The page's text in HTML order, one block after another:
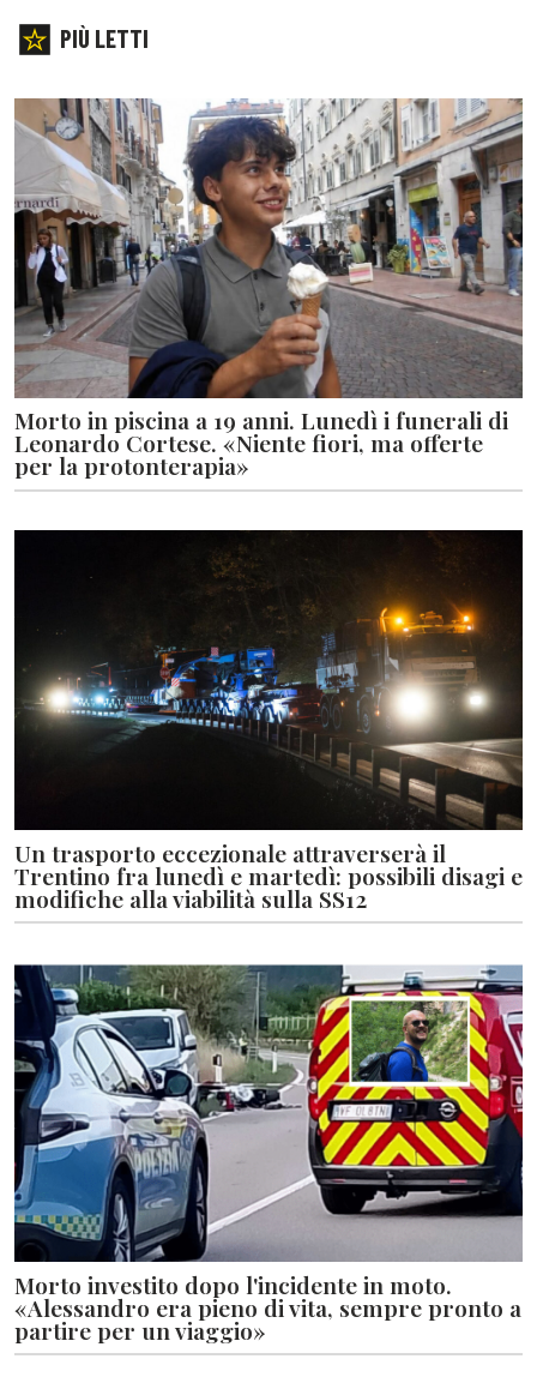
PIÙ LETTI
Morto in piscina a 19 anni. Lunedì i funerali di
Leonardo Cortese. «Niente fiori, ma offerte
per la protonterapia»
Un trasporto eccezionale attraverserà il
Trentino fra lunedì e martedì: possibili disagi e
modifiche alla viabilità sulla SS12
Morto investito dopo l'incidente in moto.
«Alessandro era pieno di vita, sempre pronto a
partire per un viaggio»